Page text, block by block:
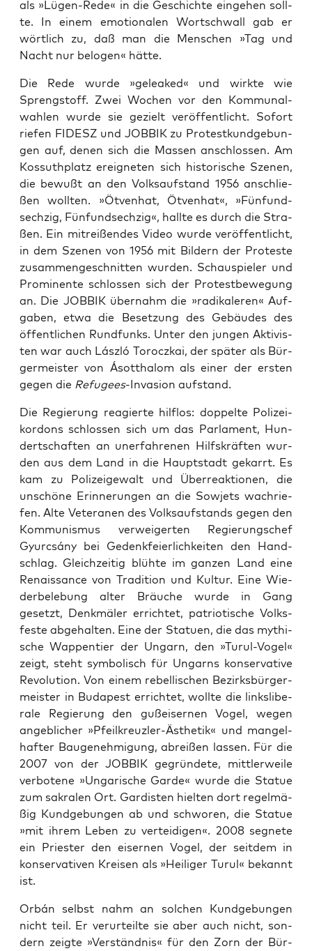
als »Lügen-Rede« in die Geschich­te ein­ge­hen soll­
te. In einem emo­tio­na­len Wort­schwall gab er
wört­lich zu, daß man die Men­schen »Tag und
Nacht nur belo­gen« hätte.
Die Rede wur­de »gelea­k­ed« und wirk­te wie
Spreng­stoff. Zwei Wochen vor den Kom­mu­nal­
wah­len wur­de sie gezielt ver­öf­fent­licht. Sofort
rie­fen FIDESZ und JOBBIK zu Pro­test­kund­ge­bun­
gen auf, denen sich die Mas­sen anschlos­sen. Am
Kos­suth­platz ereig­ne­ten sich his­to­ri­sche Sze­nen,
die bewußt an den Volks­auf­stand 1956 anschlie­
ßen woll­ten. »Ötven­hat, Ötven­hat«, »Fünf­und­
sech­zig, Fünf­und­sech­zig«, hall­te es durch die Stra­
ßen. Ein mit­rei­ßen­des Video wur­de ver­öf­fent­licht,
in dem Sze­nen von 1956 mit Bil­dern der Pro­tes­te
zusam­men­ge­schnit­ten wur­den. Schau­spie­ler und
Pro­mi­nen­te schlos­sen sich der Pro­test­be­we­gung
an. Die JOBBIK über­nahm die »radi­ka­le­ren« Auf­
ga­ben, etwa die Beset­zung des Gebäu­des des
öffent­li­chen Rund­funks. Unter den jun­gen Akti­vis­
ten war auch László Toro­cz­kai, der spä­ter als Bür­
ger­meis­ter von Ásott­ha­lom als einer der ers­ten
gegen die Refu­gees-Inva­si­on aufstand.
Die Regie­rung reagier­te hilf­los: dop­pel­te Poli­zei­
kordons schlos­sen sich um das Par­la­ment, Hun­
dert­schaf­ten an uner­fah­re­nen Hilfs­kräf­ten wur­
den aus dem Land in die Haupt­stadt gekarrt. Es
kam zu Poli­zei­ge­walt und Über­re­ak­tio­nen, die
unschö­ne Erin­ne­run­gen an die Sowjets wach­rie­
fen. Alte Vete­ra­nen des Volks­auf­stands gegen den
Kom­mu­nis­mus ver­wei­ger­ten Regie­rungs­chef
Gyurcsá­ny bei Gedenk­fei­er­lich­kei­ten den Hand­
schlag. Gleich­zei­tig blüh­te im gan­zen Land eine
Renais­sance von Tra­di­ti­on und Kul­tur. Eine Wie­
der­be­le­bung alter Bräu­che wur­de in Gang
gesetzt, Denk­mä­ler errich­tet, patrio­ti­sche Volks­
fes­te abge­hal­ten. Eine der Sta­tu­en, die das mythi­
sche Wap­pen­tier der Ungarn, den »Turul-Vogel«
zeigt, steht sym­bo­lisch für Ungarns kon­ser­va­ti­ve
Revo­lu­ti­on. Von einem rebel­li­schen Bezirks­bür­ger­
meis­ter in Buda­pest errich­tet, woll­te die links­li­be­
ra­le Regie­rung den guß­ei­ser­nen Vogel, wegen
angeb­li­cher »Pfeil­kreuz­ler-Ästhe­tik« und man­gel­
haf­ter Bau­ge­neh­mi­gung, abrei­ßen las­sen. Für die
2007 von der JOBBIK gegrün­de­te, mitt­ler­wei­le
ver­bo­te­ne »Unga­ri­sche Gar­de« wur­de die Sta­tue
zum sakra­len Ort. Gar­dis­ten hiel­ten dort regel­mä­
ßig Kund­ge­bun­gen ab und schwo­ren, die Sta­tue
»mit ihrem Leben zu ver­tei­di­gen«. 2008 seg­ne­te
ein Pries­ter den eiser­nen Vogel, der seit­dem in
kon­ser­va­ti­ven Krei­sen als »Hei­li­ger Turul« bekannt
ist.
Orbán selbst nahm an sol­chen Kund­ge­bun­gen
nicht teil. Er ver­ur­teil­te sie aber auch nicht, son­
dern zeig­te »Ver­ständ­nis« für den Zorn der Bür­